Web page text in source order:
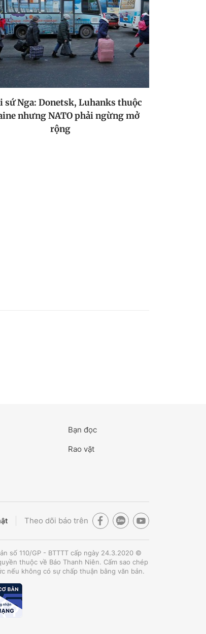
sứ Nga: Donetsk, Luhanks thuộc
nhưng NATO phải ngừng mở
rộng
Bạn đọc
Rao vặt
Theo dõi báo trên
số 110/GP - BTTTT cấp ngày 24.3.2020 ©
thuộc về Báo Thanh Niên. Cấm sao chép
nếu không có sự chấp thuận bằng văn bản.